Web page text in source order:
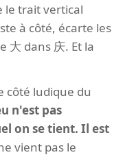
le trait vertical
à côté, écarte les
大 dans 庆. Et la
côté ludique du
n'est pas
on se tient. Il est
vient pas le